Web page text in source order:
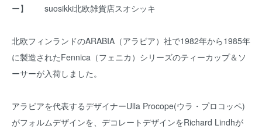
ー】 suosikki北欧雑貨店スオシッキ
北欧フィンランドのARABIA（アラビア）社で1982年から1985年
に製造されたFennica（フェニカ）シリーズのティーカップ＆ソ
ーサーが入荷しました。
アラビアを代表するデザイナーUlla Procope(ウラ・プロコッペ)
がフォルムデザインを、デコレートデザインをRichard Lindhが